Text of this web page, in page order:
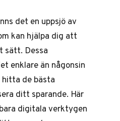
det en uppsjö av
kan hjälpa dig att
sätt. Dessa
enklare än någonsin
hitta de bästa
ditt sparande. Här
digitala verktygen